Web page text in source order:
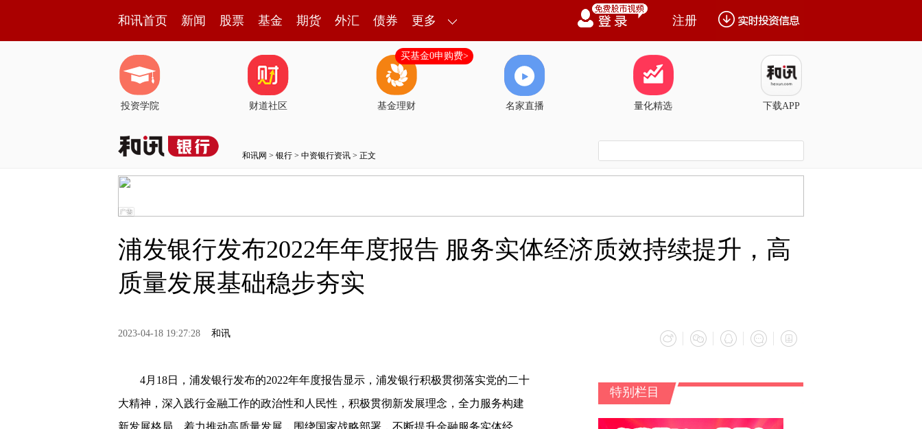
和讯首页 新闻 股票 基金 期货 外汇 债券 更多 注册
投资学院 财道社区 基金理财
买基金0申购费>
名家直播 量化精选 下载APP
和讯网 > 银行 > 中资银行资讯 > 正文
浦发银行发布2022年年度报告 服务实体经济质效持续提升，高
质量发展基础稳步夯实
2023-04-18 19:27:28 和讯
4月18日，浦发银行发布的2022年年度报告显示，浦发银行积极贯彻落实党的二十
大精神，深入践行金融工作的政治性和人民性，积极贯彻新发展理念，全力服务构建
新发展格局，着力推动高质量发展，围绕国家战略部署，不断提升金融服务实体经